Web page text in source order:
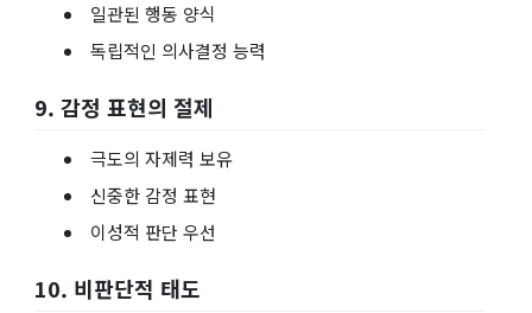
일관된 행동 양식
독립적인 의사결정 능력
9. 감정 표현의 절제
극도의 자제력 보유
신중한 감정 표현
이성적 판단 우선
10. 비판단적 태도